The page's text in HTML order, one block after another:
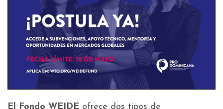
El Fondo WEIDE ofrece dos tipos de